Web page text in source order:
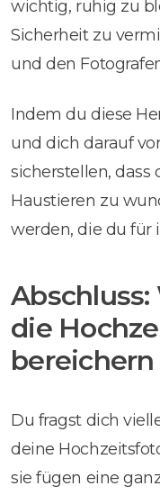
wichtig, ruhig zu
Sicherheit zu
und den
Indem du diese
und dich darauf
sicherstellen,
Haustieren zu
werden, die du für
die
Du fragst dich
deine
sie fügen eine